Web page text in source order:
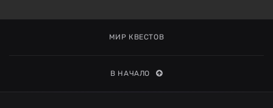
МИР КВЕСТОВ
В НАЧАЛО